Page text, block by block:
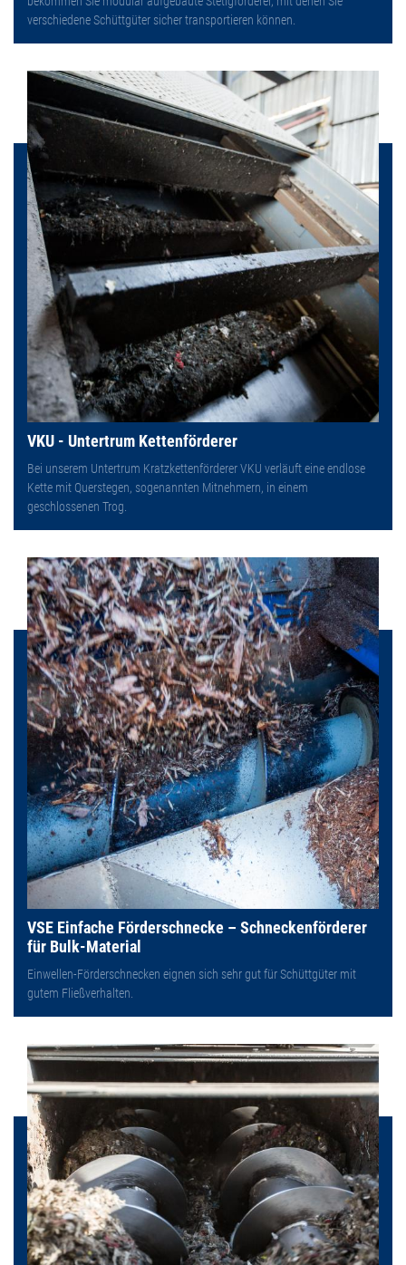
verschiedene Schüttgüter sicher transportieren können.
VKU - Untertrum Kettenförderer
Bei unserem Untertrum Kratzkettenförderer VKU verläuft eine endlose
Kette mit Querstegen, sogenannten Mitnehmern, in einem
geschlossenen Trog.
VSE Einfache Förderschnecke – Schneckenförderer
für Bulk-Material
Einwellen-Förderschnecken eignen sich sehr gut für Schüttgüter mit
gutem Fließverhalten.